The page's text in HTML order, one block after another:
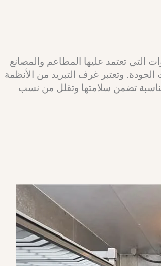
تعتمد عليها المطاعم والمصانع
وتعتبر غرف التبريد من الأنظمة
تضمن سلامتها وتقلل من نسب